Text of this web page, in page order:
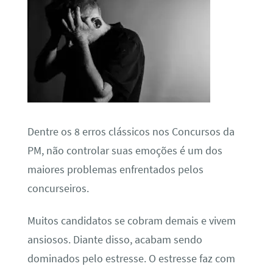
Dentre os 8 erros clássicos nos Concursos da
PM, não controlar suas emoções é um dos
maiores problemas enfrentados pelos
concurseiros.
Muitos candidatos se cobram demais e vivem
ansiosos. Diante disso, acabam sendo
dominados pelo estresse. O estresse faz com